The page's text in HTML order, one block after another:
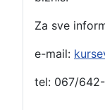
Za sve
e-mail:
tel: 067/